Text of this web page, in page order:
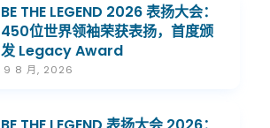
BE THE LEGEND 2026 表扬大会：
450位世界领袖荣获表扬，首度颁
发 Legacy Award
9 8 月, 2026